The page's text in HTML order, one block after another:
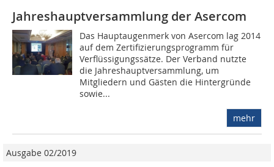
Jahreshauptversammlung der Asercom
Das Hauptaugenmerk von Asercom lag 2014
auf dem Zertifizierungsprogramm für
Verflüssigungssätze. Der Verband nutzte
die Jahreshauptversammlung, um
Mitgliedern und Gästen die Hintergründe
sowie...
mehr
Ausgabe 02/2019